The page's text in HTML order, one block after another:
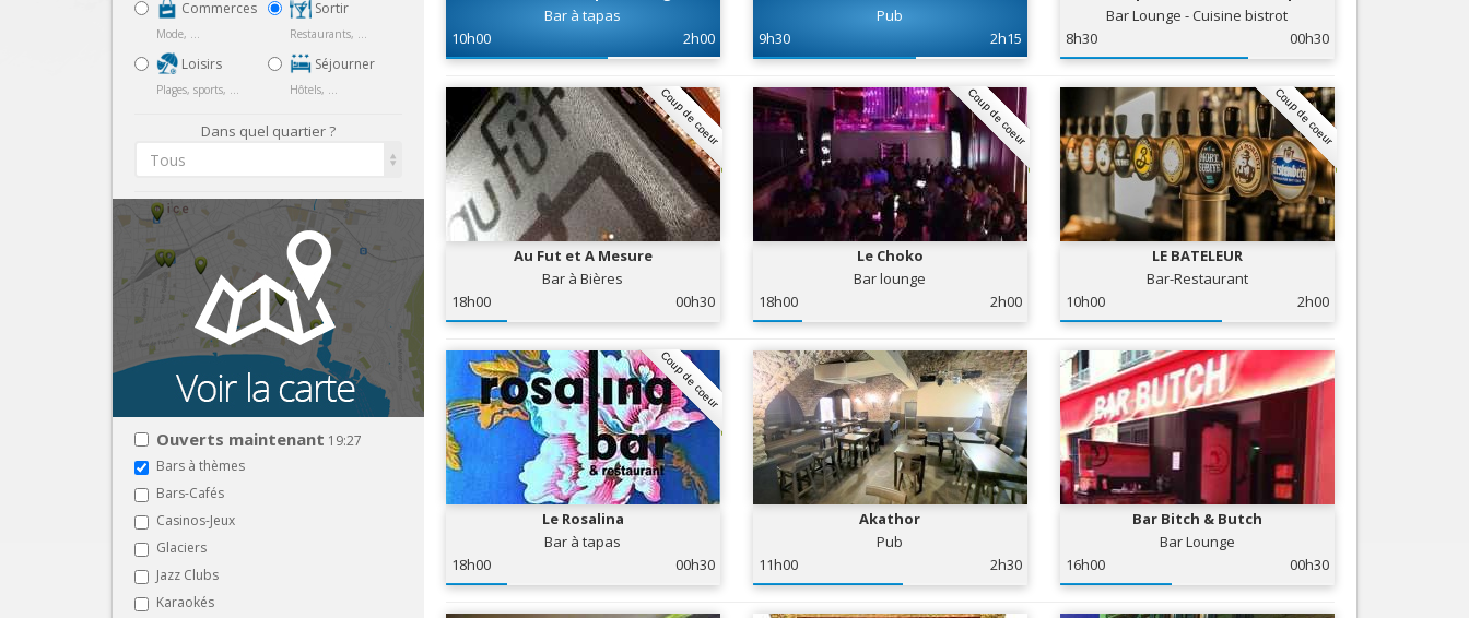
Services
Tourisme, ...
Nice Aéroport
Commerces
Mode, ...
Loisirs
Plages, sports, ...
Sortir
Restaurants, ...
Séjourner
Hôtels, ...
Dans quel quartier ?
Tous
Ouverts maintenant 19:27
Bars à thèmes
Bars-Cafés
Casinos-Jeux
Glaciers
Jazz Clubs
Karaokés
Bar à tapas
10h00
2h00
Pub
9h30
2h15
Bar Lounge - Cuisine bistrot
8h30
00h30
Coup de coeur
Au Fut et A Mesure
Bar à Bières
18h00
00h30
Coup de coeur
Le Choko
Bar lounge
18h00
2h00
Coup de coeur
LE BATELEUR
Bar-Restaurant
10h00
2h00
Coup de coeur
Le Rosalina
Bar à tapas
18h00
00h30
Akathor
Pub
11h00
2h30
Bar Bitch & Butch
Bar Lounge
16h00
00h30